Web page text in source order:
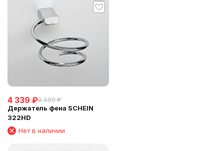
4 339 ₽9 550 ₽
Держатель фена SCHEIN
322HD
Нет в наличии